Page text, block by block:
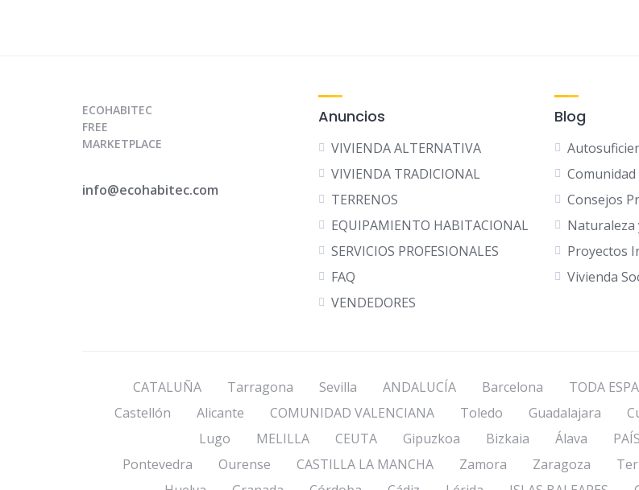
ECOHABITEC
FREE
MARKETPLACE
info@ecohabitec.com
Anuncios
VIVIENDA ALTERNATIVA
VIVIENDA TRADICIONAL
TERRENOS
EQUIPAMIENTO HABITACIONAL
SERVICIOS PROFESIONALES
FAQ
VENDEDORES
Blog
Consejos
Naturaleza
Proyectos
Vivienda
CATALUÑA Tarragona Sevilla ANDALUCÍA Barcelona TODA
Castellón
Alicante COMUNIDAD VALENCIANA Toledo Guadalajara
Lugo
MELILLA CEUTA Gipuzkoa Bizkaia Álava
Pontevedra
Ourense CASTILLA LA MANCHA Zamora Zaragoza